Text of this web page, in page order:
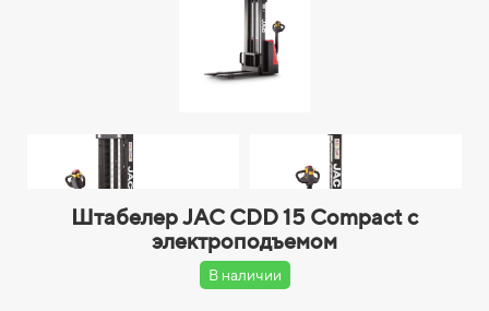
Штабелер JAC CDD 15 Compact с
электроподъемом
В наличии